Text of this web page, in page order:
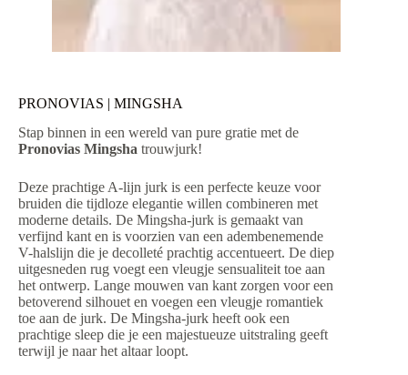
PRONOVIAS | MINGSHA
Stap binnen in een wereld van pure gratie met de
Pronovias Mingsha trouwjurk!
Deze prachtige A-lijn jurk is een perfecte keuze voor
bruiden die tijdloze elegantie willen combineren met
moderne details. De Mingsha-jurk is gemaakt van
verfijnd kant en is voorzien van een adembenemende
V-halslijn die je decolleté prachtig accentueert. De diep
uitgesneden rug voegt een vleugje sensualiteit toe aan
het ontwerp. Lange mouwen van kant zorgen voor een
betoverend silhouet en voegen een vleugje romantiek
toe aan de jurk. De Mingsha-jurk heeft ook een
prachtige sleep die je een majestueuze uitstraling geeft
terwijl je naar het altaar loopt.